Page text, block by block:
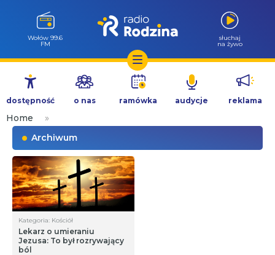
Przejdź
treści
Wołów 99.6
FM
słuchaj
na żywo
dostępność o nas ramówka audycje reklama
Home
»
Archiwum
Kategoria: Kościół
Lekarz o umieraniu
Jezusa: To był rozrywający
ból